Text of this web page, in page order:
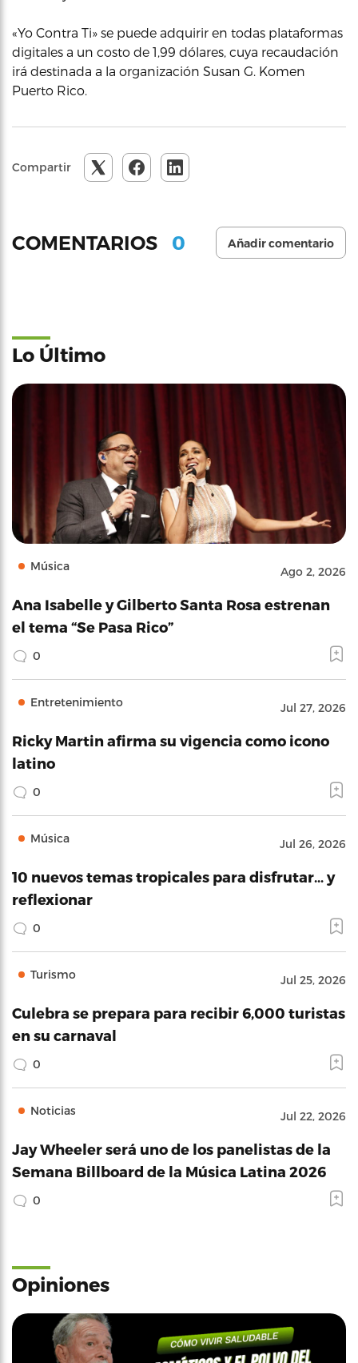
«Yo Contra Ti» se puede adquirir en todas plataformas
digitales a un costo de 1,99 dólares, cuya recaudación
irá destinada a la organización Susan G. Komen
Puerto Rico.
Compartir
COMENTARIOS 0 Añadir comentario
Lo Último
Música Ago 2, 2026
Ana Isabelle y Gilberto Santa Rosa estrenan
el tema “Se Pasa Rico”
0
Entretenimiento Jul 27, 2026
Ricky Martin afirma su vigencia como icono
latino
0
Música Jul 26, 2026
10 nuevos temas tropicales para disfrutar… y
reflexionar
0
Turismo Jul 25, 2026
Culebra se prepara para recibir 6,000 turistas
en su carnaval
0
Noticias Jul 22, 2026
Jay Wheeler será uno de los panelistas de la
Semana Billboard de la Música Latina 2026
0
Opiniones